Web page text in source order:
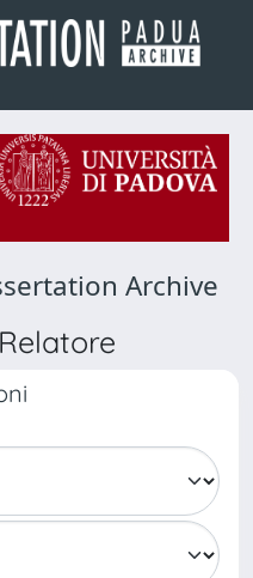
Archive